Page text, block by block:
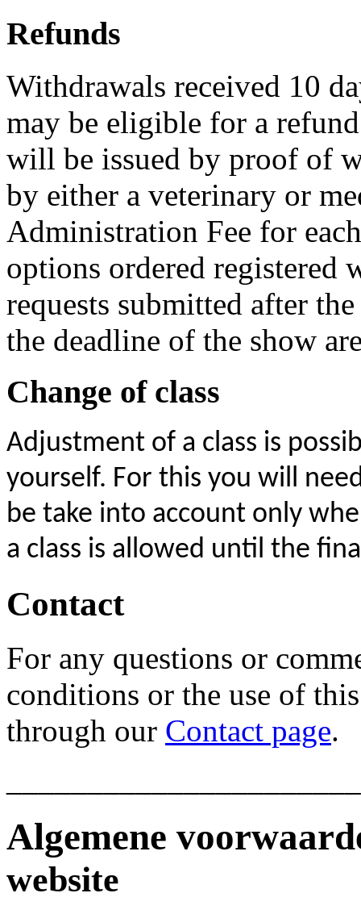
Refunds
Withdrawals received 10
may be eligible for a
will be issued by proof of
by either a veterinary or
Administration Fee for
options ordered
requests submitted after
the deadline of the show
Change of class
Adjustment of a class is
yourself. For this you will
be take into account only
a class is allowed until the
Contact
For any questions or
conditions or the use of
through our Contact page.
Algemene
website